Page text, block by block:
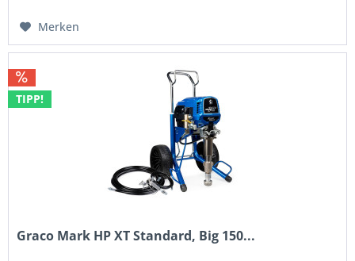
Merken
TIPP!
Graco Mark HP XT Standard, Big 150...